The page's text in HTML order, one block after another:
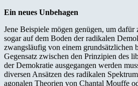
Ein neues Unbehagen
Jene Beispiele mögen genügen, um dafür
sogar auf dem Boden der radikalen
zwangsläufig von einem grundsätzlichen
Gegensatz zwischen den Prinzipien des
der Demokratie ausgegangen werden
diversen Ansätzen des radikalen
agonalen Theorien von Chantal Mouffe